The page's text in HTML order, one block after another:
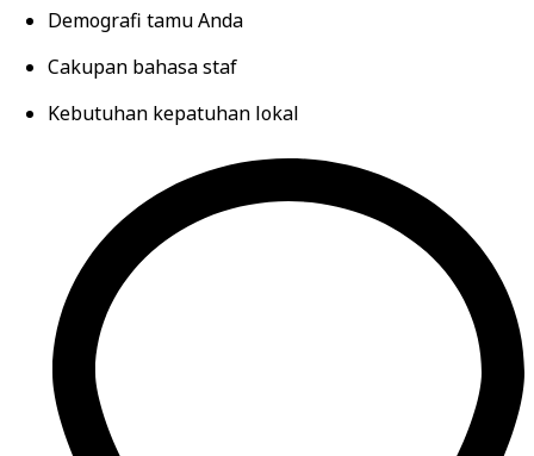
Demografi tamu Anda
Cakupan bahasa staf
Kebutuhan kepatuhan lokal